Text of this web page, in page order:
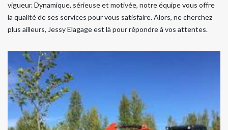
vigueur. Dynamique, sérieuse et motivée, notre équipe vous offre
la qualité de ses services pour vous satisfaire. Alors, ne cherchez
plus ailleurs, Jessy Elagage est là pour répondre á vos attentes.